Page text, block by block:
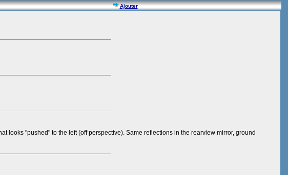
Ajouter
looks "pushed" to the left (off perspective). Same reflections in the rearview mirror, ground